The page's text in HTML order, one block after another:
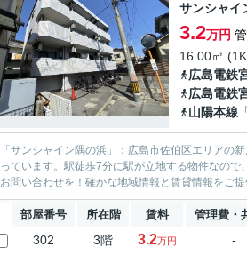
サンシャイ
3.2万円
16.00㎡
広島電鉄
広島電鉄
山陽本線
「サンシャイン隅の浜」：広島市佐伯区エリアの
っています。駅徒歩7分に駅が立地する物件なの
お問い合わせを！確かな地域情報と賃貸情報をご
部屋番号 所在階 賃料 管理費・
302 3階 3.2万円 -